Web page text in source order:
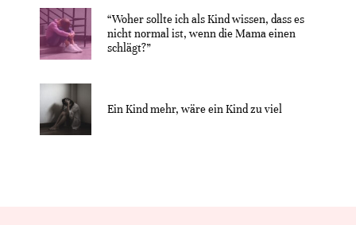
“Woher sollte ich als Kind wissen, dass es
nicht normal ist, wenn die Mama einen
schlägt?”
Ein Kind mehr, wäre ein Kind zu viel